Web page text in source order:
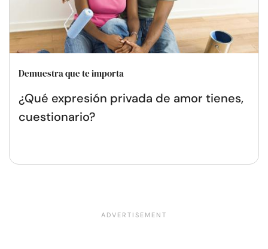
Demuestra que te importa
¿Qué expresión privada de amor tienes,
cuestionario?